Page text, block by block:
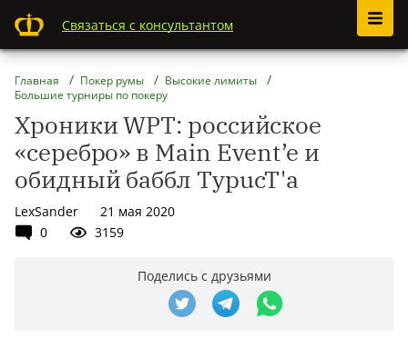
Связаться с консультантом
Главная Покер румы
Высокие лимиты
Большие турниры по покеру
Хроники WPT: российское
«серебро» в Main Event’e и
обидный баббл TypucT'a
LexSander
21 мая 2020
0
3159
Поделись с друзьями